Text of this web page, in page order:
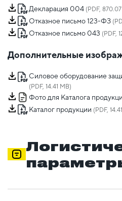
Декларация 004 (PDF,
Отказное письмо 123-ФЗ
Отказное письмо 043 (PDF,
Дополнительные
Силовое оборудование
(PDF, 14.41 MB)
Фото для Каталога
Каталог продукции (PDF,